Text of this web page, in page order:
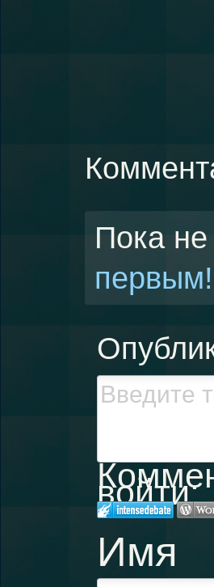
Пока
первым!
войти:
Имя